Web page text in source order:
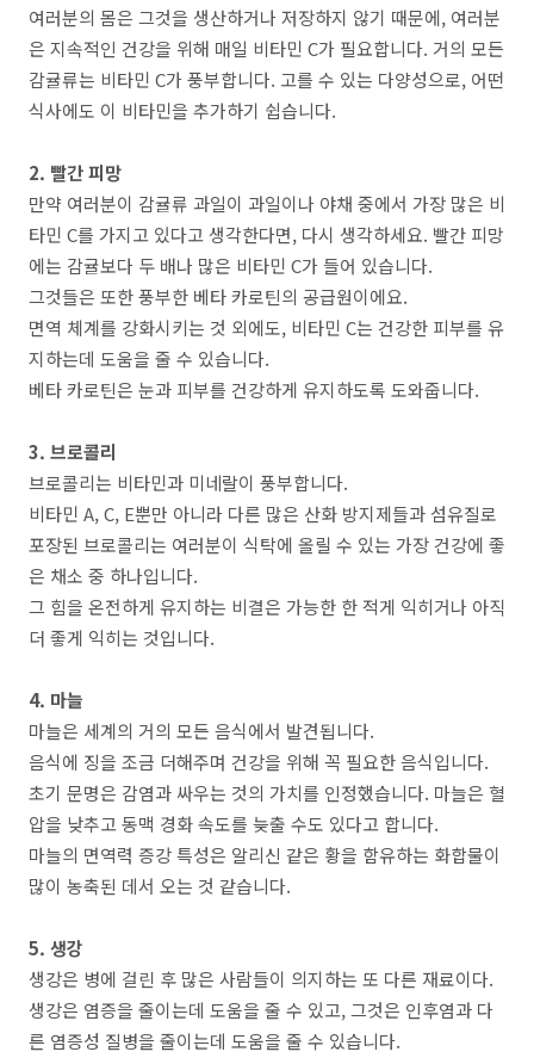
여러분의 몸은 그것을 생산하거나 저장하지 않기 때문에, 여러분
은 지속적인 건강을 위해 매일 비타민 C가 필요합니다. 거의 모든
감귤류는 비타민 C가 풍부합니다. 고를 수 있는 다양성으로, 어떤
식사에도 이 비타민을 추가하기 쉽습니다.
2. 빨간 피망
만약 여러분이 감귤류 과일이 과일이나 야채 중에서 가장 많은 비
타민 C를 가지고 있다고 생각한다면, 다시 생각하세요. 빨간 피망
에는 감귤보다 두 배나 많은 비타민 C가 들어 있습니다.
그것들은 또한 풍부한 베타 카로틴의 공급원이에요.
면역 체계를 강화시키는 것 외에도, 비타민 C는 건강한 피부를 유
지하는데 도움을 줄 수 있습니다.
베타 카로틴은 눈과 피부를 건강하게 유지하도록 도와줍니다.
3. 브로콜리
브로콜리는 비타민과 미네랄이 풍부합니다.
비타민 A, C, E뿐만 아니라 다른 많은 산화 방지제들과 섬유질로
포장된 브로콜리는 여러분이 식탁에 올릴 수 있는 가장 건강에 좋
은 채소 중 하나입니다.
그 힘을 온전하게 유지하는 비결은 가능한 한 적게 익히거나 아직
더 좋게 익히는 것입니다.
4. 마늘
마늘은 세계의 거의 모든 음식에서 발견됩니다.
음식에 징을 조금 더해주며 건강을 위해 꼭 필요한 음식입니다.
초기 문명은 감염과 싸우는 것의 가치를 인정했습니다. 마늘은 혈
압을 낮추고 동맥 경화 속도를 늦출 수도 있다고 합니다.
마늘의 면역력 증강 특성은 알리신 같은 황을 함유하는 화합물이
많이 농축된 데서 오는 것 같습니다.
5. 생강
생강은 병에 걸린 후 많은 사람들이 의지하는 또 다른 재료이다.
생강은 염증을 줄이는데 도움을 줄 수 있고, 그것은 인후염과 다
른 염증성 질병을 줄이는데 도움을 줄 수 있습니다.